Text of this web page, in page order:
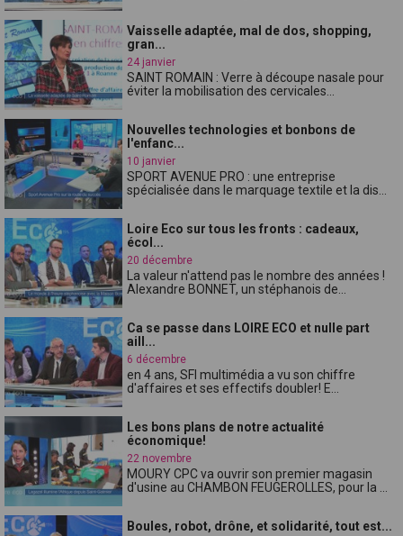
Vaisselle adaptée, mal de dos, shopping,
gran...
24 janvier
SAINT ROMAIN : Verre à découpe nasale pour
éviter la mobilisation des cervicales...
Nouvelles technologies et bonbons de
l'enfanc...
10 janvier
SPORT AVENUE PRO : une entreprise
spécialisée dans le marquage textile et la dis...
Loire Eco sur tous les fronts : cadeaux,
écol...
20 décembre
La valeur n'attend pas le nombre des années !
Alexandre BONNET, un stéphanois de...
Ca se passe dans LOIRE ECO et nulle part
aill...
6 décembre
en 4 ans, SFI multimédia a vu son chiffre
d'affaires et ses effectifs doubler! E...
Les bons plans de notre actualité
économique!
22 novembre
MOURY CPC va ouvrir son premier magasin
d'usine au CHAMBON FEUGEROLLES, pour la ...
Boules, robot, drône, et solidarité, tout est...